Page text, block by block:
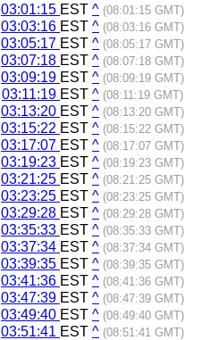
03:01:15 EST ^ (08:01:15 GMT)
03:03:16 EST ^ (08:03:16 GMT)
03:05:17 EST ^ (08:05:17 GMT)
03:07:18 EST ^ (08:07:18 GMT)
03:09:19 EST ^ (08:09:19 GMT)
03:11:19 EST ^ (08:11:19 GMT)
03:13:20 EST ^ (08:13:20 GMT)
03:15:22 EST ^ (08:15:22 GMT)
03:17:07 EST ^ (08:17:07 GMT)
03:19:23 EST ^ (08:19:23 GMT)
03:21:25 EST ^ (08:21:25 GMT)
03:23:25 EST ^ (08:23:25 GMT)
03:29:28 EST ^ (08:29:28 GMT)
03:35:33 EST ^ (08:35:33 GMT)
03:37:34 EST ^ (08:37:34 GMT)
03:39:35 EST ^ (08:39:35 GMT)
03:41:36 EST ^ (08:41:36 GMT)
03:47:39 EST ^ (08:47:39 GMT)
03:49:40 EST ^ (08:49:40 GMT)
03:51:41 EST ^ (08:51:41 GMT)